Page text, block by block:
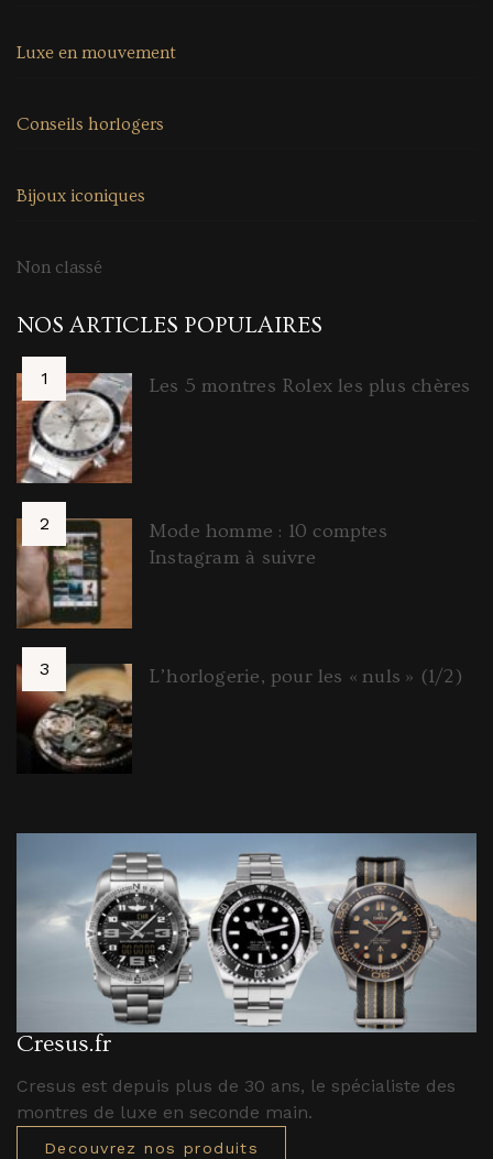
Luxe en mouvement
Conseils horlogers
Bijoux iconiques
Non classé
NOS ARTICLES POPULAIRES
Les 5 montres Rolex les plus chères
Mode homme : 10 comptes
Instagram à suivre
L’horlogerie, pour les « nuls » (1/2)
Cresus.fr
Cresus est depuis plus de 30 ans, le spécialiste des
montres de luxe en seconde main.
Decouvrez nos produits